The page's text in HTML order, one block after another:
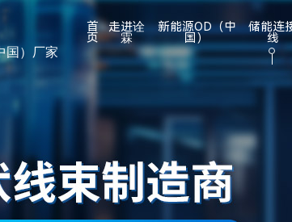
国）厂家
首
页
走进诠
霖
接线的现代化高科技有限公司。公司成立于
新能源OD（中
国）
储能连
线
接线的现代化高科技有限公司。公司成立于